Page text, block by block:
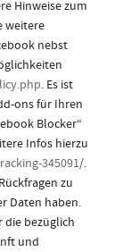
Hinweise zum
weitere
nebst
. Es ist
ons für Ihren
Blocker“
Infos hierzu
345091/.
zu
Daten haben.
die bezüglich
und